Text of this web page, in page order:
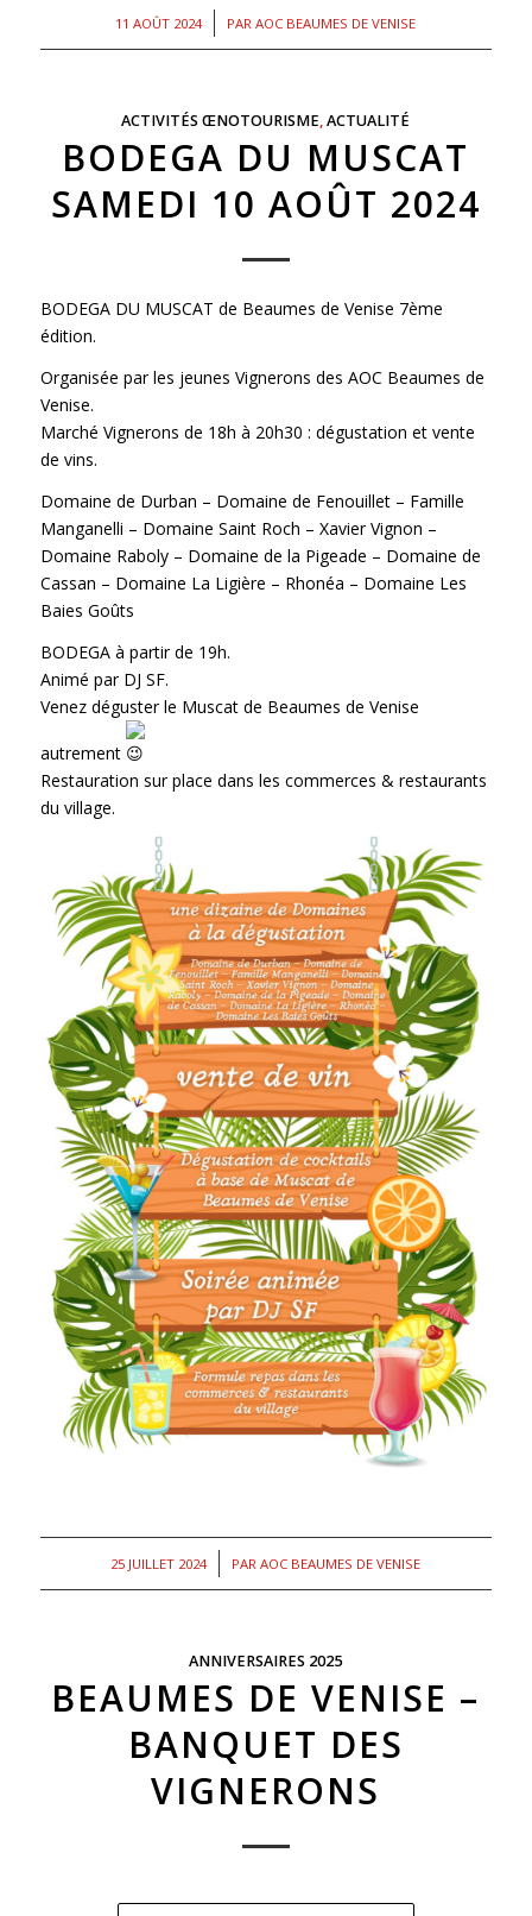
11 AOÛT 2024
/ PARAOC BEAUMES DE VENISE
ACTIVITÉS ŒNOTOURISME,ACTUALITÉ
BODEGA DU MUSCAT
SAMEDI 10 AOÛT 2024
BODEGA DU MUSCAT de Beaumes de Venise 7ème
édition.
Organisée par les jeunes Vignerons des AOC Beaumes de
Venise.
Marché Vignerons de 18h à 20h30 : dégustation et vente
de vins.
Domaine de Durban – Domaine de Fenouillet – Famille
Manganelli – Domaine Saint Roch – Xavier Vignon –
Domaine Raboly – Domaine de la Pigeade – Domaine de
Cassan – Domaine La Ligière – Rhonéa – Domaine Les
Baies Goûts
BODEGA à partir de 19h.
Animé par DJ SF.
Venez déguster le Muscat de Beaumes de Venise
autrement
Restauration sur place dans les commerces & restaurants
du village.
25 JUILLET 2024
/ PARAOC BEAUMES DE VENISE
ANNIVERSAIRES 2025
BEAUMES DE VENISE –
BANQUET DES
VIGNERONS